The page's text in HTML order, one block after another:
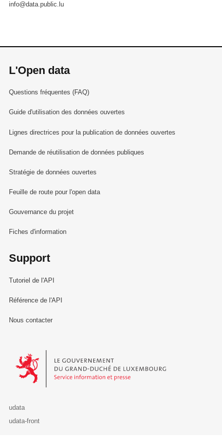
info@data.public.lu
L'Open data
Questions fréquentes (FAQ)
Guide d'utilisation des données ouvertes
Lignes directrices pour la publication de données ouvertes
Demande de réutilisation de données publiques
Stratégie de données ouvertes
Feuille de route pour l'open data
Gouvernance du projet
Fiches d'information
Support
Tutoriel de l'API
Référence de l'API
Nous contacter
Le Gouvernement du Grand-Duché de Luxembourg - Service
udata
udata-front